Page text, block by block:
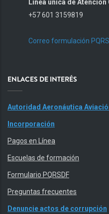
Línea única de Atención
+57 601 3159819
Correo formulación
ENLACES DE INTERÉS
Autoridad Aeronáutica
Incorporación
Pagos en Línea
Escuelas de formación
Formulario PQRSDF
Preguntas frecuentes
Denuncie actos de corrupción